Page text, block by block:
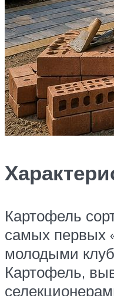
Картофель
самых первых
молодыми
Картофель,